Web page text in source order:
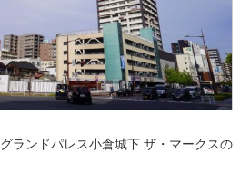
ランドパレス小倉城下 ザ・マークスの